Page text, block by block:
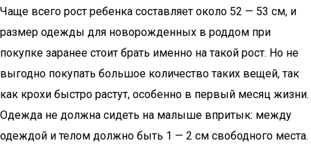
Чаще всего рост ребенка составляет около 52 — 53 см, и
размер одежды для новорожденных в роддом при
покупке заранее стоит брать именно на такой рост. Но не
выгодно покупать большое количество таких вещей, так
как крохи быстро растут, особенно в первый месяц жизни.
Одежда не должна сидеть на малыше впритык: между
одеждой и телом должно быть 1 — 2 см свободного места.